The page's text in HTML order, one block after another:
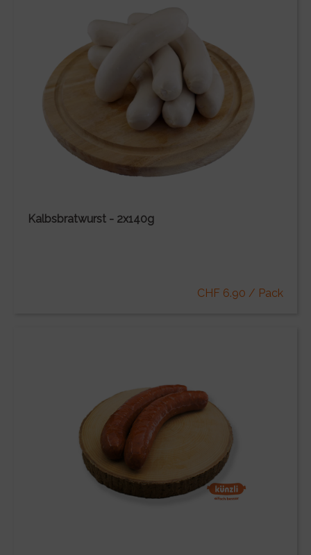
Kalbsbratwurst - 2x140g
CHF 6.90 / Pack